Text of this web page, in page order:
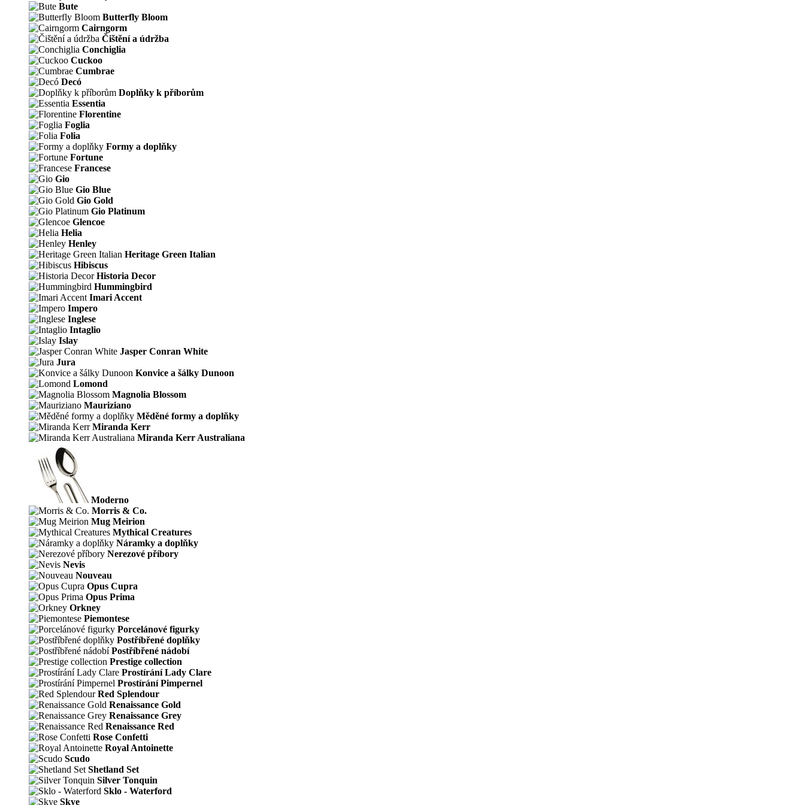
Bute
Butterfly Bloom
Cairngorm
Čištění a údržba
Conchiglia
Cuckoo
Cumbrae
Decó
Doplňky k příborům
Essentia
Florentine
Foglia
Folia
Formy a doplňky
Fortune
Francese
Gio
Gio Blue
Gio Gold
Gio Platinum
Glencoe
Helia
Henley
Heritage Green Italian
Hibiscus
Historia Decor
Hummingbird
Imari Accent
Impero
Inglese
Intaglio
Islay
Jasper Conran White
Jura
Konvice a šálky Dunoon
Lomond
Magnolia Blossom
Mauriziano
Měděné formy a doplňky
Miranda Kerr
Miranda Kerr Australiana
Moderno
Morris & Co.
Mug Meirion
Mythical Creatures
Náramky a doplňky
Nerezové příbory
Nevis
Nouveau
Opus Cupra
Opus Prima
Orkney
Piemontese
Porcelánové figurky
Postříbřené doplňky
Postříbřené nádobí
Prestige collection
Prostírání Lady Clare
Prostírání Pimpernel
Red Splendour
Renaissance Gold
Renaissance Grey
Renaissance Red
Rose Confetti
Royal Antoinette
Scudo
Shetland Set
Silver Tonquin
Sklo - Waterford
Skye